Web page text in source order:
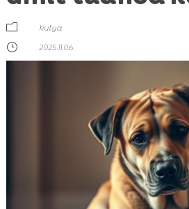
m
kutya
}
2025.11.06.